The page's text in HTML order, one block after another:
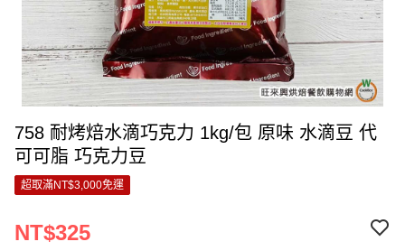
758 耐烤焙水滴巧克力 1kg/包 原味 水滴豆 代
可可脂 巧克力豆
超取滿NT$3,000免運
NT$325